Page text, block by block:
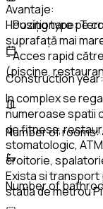
Avantaje:
- Poziționare pe
suprafață mai
- Acces rapid
(piscine,
In complex se
numeroase spatii
de fitness,
stomatologic,
croitorie,
Exista si transport
statia de metrou
Housing type:
Construction
Number of rooms:
Number of